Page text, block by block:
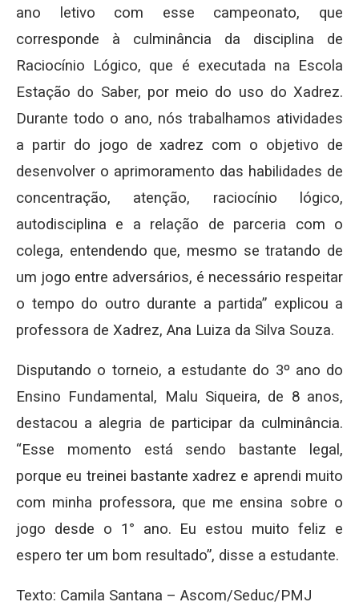
ano letivo com esse campeonato, que
corresponde à culminância da disciplina de
Raciocínio Lógico, que é executada na Escola
Estação do Saber, por meio do uso do Xadrez.
Durante todo o ano, nós trabalhamos atividades
a partir do jogo de xadrez com o objetivo de
desenvolver o aprimoramento das habilidades de
concentração, atenção, raciocínio lógico,
autodisciplina e a relação de parceria com o
colega, entendendo que, mesmo se tratando de
um jogo entre adversários, é necessário respeitar
o tempo do outro durante a partida” explicou a
professora de Xadrez, Ana Luiza da Silva Souza.
Disputando o torneio, a estudante do 3º ano do
Ensino Fundamental, Malu Siqueira, de 8 anos,
destacou a alegria de participar da culminância.
“Esse momento está sendo bastante legal,
porque eu treinei bastante xadrez e aprendi muito
com minha professora, que me ensina sobre o
jogo desde o 1° ano. Eu estou muito feliz e
espero ter um bom resultado”, disse a estudante.
Texto: Camila Santana – Ascom/Seduc/PMJ